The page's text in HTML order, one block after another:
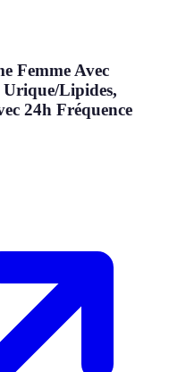
Femme Avec
Lipides,
24h Fréquence